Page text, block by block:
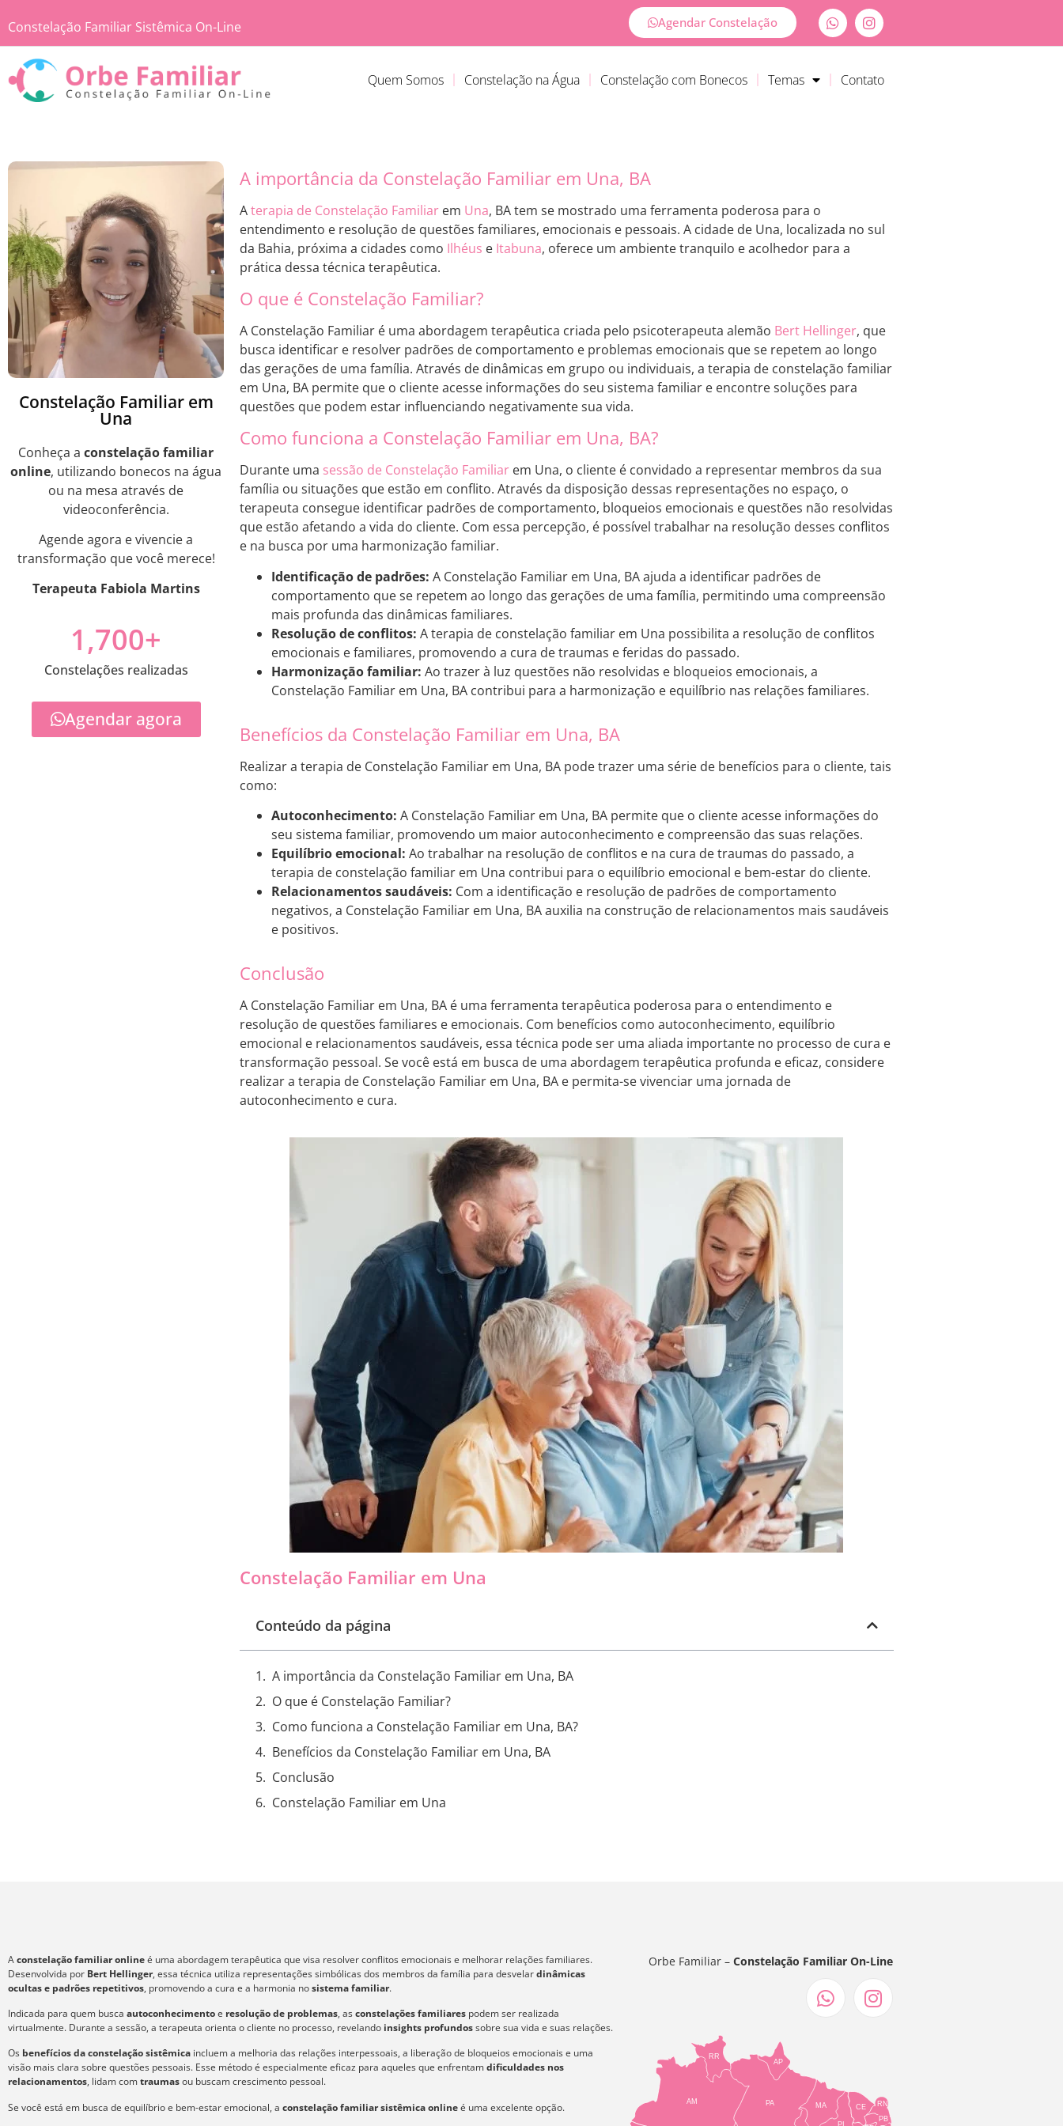
Constelação Familiar Sistêmica On-Line Agendar Constelação
Quem Somos Constelação na Água Constelação com Bonecos Temas Contato
Constelação Familiar em
Una
Conheça a constelação familiar
online, utilizando bonecos na água
ou na mesa através de
videoconferência.
Agende agora e vivencie a
transformação que você merece!
Terapeuta Fabiola Martins
Constelações realizadas
1,700+
Agendar agora
A importância da Constelação Familiar em Una, BA
Aterapia de Constelação Familiar em Una, BA tem se mostrado uma ferramenta poderosa para o
entendimento e resolução de questões familiares, emocionais e pessoais. A cidade de Una, localizada no sul
da Bahia, próxima a cidades como Ilhéus e Itabuna, oferece um ambiente tranquilo e acolhedor para a
prática dessa técnica terapêutica.
O que é Constelação Familiar?
A Constelação Familiar é uma abordagem terapêutica criada pelo psicoterapeuta alemão Bert Hellinger, que
busca identificar e resolver padrões de comportamento e problemas emocionais que se repetem ao longo
das gerações de uma família. Através de dinâmicas em grupo ou individuais, a terapia de constelação familiar
em Una, BA permite que o cliente acesse informações do seu sistema familiar e encontre soluções para
questões que podem estar influenciando negativamente sua vida.
Como funciona a Constelação Familiar em Una, BA?
Durante uma sessão de Constelação Familiar em Una, o cliente é convidado a representar membros da sua
família ou situações que estão em conflito. Através da disposição dessas representações no espaço, o
terapeuta consegue identificar padrões de comportamento, bloqueios emocionais e questões não resolvidas
que estão afetando a vida do cliente. Com essa percepção, é possível trabalhar na resolução desses conflitos
e na busca por uma harmonização familiar.
Identificação de padrões: A Constelação Familiar em Una, BA ajuda a identificar padrões de
comportamento que se repetem ao longo das gerações de uma família, permitindo uma compreensão
mais profunda das dinâmicas familiares.
Resolução de conflitos: A terapia de constelação familiar em Una possibilita a resolução de conflitos
emocionais e familiares, promovendo a cura de traumas e feridas do passado.
Harmonização familiar: Ao trazer à luz questões não resolvidas e bloqueios emocionais, a
Constelação Familiar em Una, BA contribui para a harmonização e equilíbrio nas relações familiares.
Benefícios da Constelação Familiar em Una, BA
Realizar a terapia de Constelação Familiar em Una, BA pode trazer uma série de benefícios para o cliente, tais
como:
Autoconhecimento: A Constelação Familiar em Una, BA permite que o cliente acesse informações do
seu sistema familiar, promovendo um maior autoconhecimento e compreensão das suas relações.
Equilíbrio emocional: Ao trabalhar na resolução de conflitos e na cura de traumas do passado, a
terapia de constelação familiar em Una contribui para o equilíbrio emocional e bem-estar do cliente.
Relacionamentos saudáveis: Com a identificação e resolução de padrões de comportamento
negativos, a Constelação Familiar em Una, BA auxilia na construção de relacionamentos mais saudáveis
e positivos.
Conclusão
A Constelação Familiar em Una, BA é uma ferramenta terapêutica poderosa para o entendimento e
resolução de questões familiares e emocionais. Com benefícios como autoconhecimento, equilíbrio
emocional e relacionamentos saudáveis, essa técnica pode ser uma aliada importante no processo de cura e
transformação pessoal. Se você está em busca de uma abordagem terapêutica profunda e eficaz, considere
realizar a terapia de Constelação Familiar em Una, BA e permita-se vivenciar uma jornada de
autoconhecimento e cura.
Constelação Familiar em Una
Conteúdo da página
A importância da Constelação Familiar em Una, BA
O que é Constelação Familiar?
Como funciona a Constelação Familiar em Una, BA?
Benefícios da Constelação Familiar em Una, BA
Conclusão
Constelação Familiar em Una
Aconstelação familiar onlineé uma abordagem terapêutica que visa resolver conflitos emocionais e melhorar relações familiares.
Desenvolvida por Bert Hellinger, essa técnica utiliza representações simbólicas dos membros da família para desvelardinâmicas
ocultas e padrões repetitivos, promovendo a cura e a harmonia nosistema familiar.
Indicada para quem busca autoconhecimentoe resolução de problemas, asconstelações familiares podem ser realizada
virtualmente. Durante a sessão, a terapeuta orienta o cliente no processo, revelando insights profundossobre sua vida e suas relações.
Os benefícios da constelação sistêmica incluem a melhoria das relações interpessoais, a liberação de bloqueios emocionais e uma
visão mais clara sobre questões pessoais. Esse método é especialmente eficaz para aqueles que enfrentamdificuldades nos
relacionamentos, lidam comtraumasou buscam crescimento pessoal.
Se você está em busca de equilíbrio e bem-estar emocional, a constelação familiar sistêmica onlineé uma excelente opção.
Orbe Familiar –Constelação Familiar On-Line
RN
CE
PI
MA
AP
PA
RR
AM
PB